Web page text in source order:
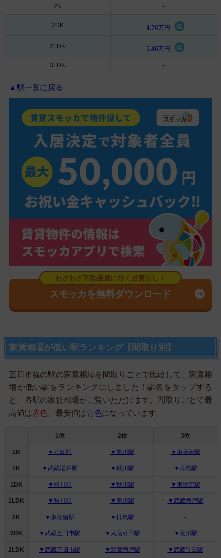
2K -
2DK 4.76万円
2LDK 6.46万円
3LDK -
▲駅一覧に戻る
スモッカを無料ダウンロード
家賃相場が低い駅ランキング【間取り別】
五日市線の駅の家賃相場を間取りごとで比較して、家賃相
場が低い駅をランキングにしました！駅名をタップする
と、各駅の家賃相場がご覧いただけます。間取りごとで最
高値は赤色、最安値は青色になっています。
1位 2位 3位
1R ▼拝島駅 ▼熊川駅 ▼東秋留駅
1K ▼武蔵増戸駅 ▼秋川駅 ▼拝島駅
1DK ▼熊川駅 ▼秋川駅 ▼東秋留駅
1LDK ▼秋川駅 ▼熊川駅 ▼武蔵増戸駅
2K ▼東秋留駅 ▼拝島駅 -
2DK ▼武蔵五日市駅 ▼武蔵引田駅 ▼秋川駅
2LDK ▼武蔵五日市駅 ▼武蔵増戸駅 ▼武蔵引田駅